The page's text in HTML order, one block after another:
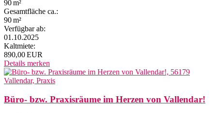
90 m²
Gesamtfläche ca.:
90 m²
Verfügbar ab:
01.10.2025
Kaltmiete:
890,00 EUR
Details merken
Büro- bzw. Praxisräume im Herzen von Vallendar!